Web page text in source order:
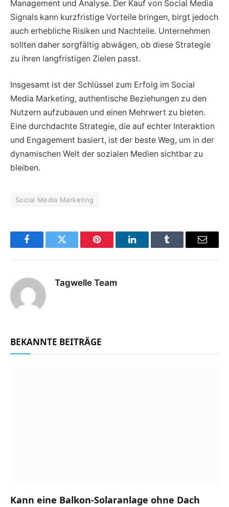
Management und Analyse. Der Kauf von Social Media
Signals kann kurzfristige Vorteile bringen, birgt jedoch
auch erhebliche Risiken und Nachteile. Unternehmen
sollten daher sorgfältig abwägen, ob diese Strategie
zu ihren langfristigen Zielen passt.
Insgesamt ist der Schlüssel zum Erfolg im Social
Media Marketing, authentische Beziehungen zu den
Nutzern aufzubauen und einen Mehrwert zu bieten.
Eine durchdachte Strategie, die auf echter Interaktion
und Engagement basiert, ist der beste Weg, um in der
dynamischen Welt der sozialen Medien sichtbar zu
bleiben.
Social Media Marketing
FacebookTwitter Pinterest LinkedInTumblr Email
Tagwelle Team
BEKANNTE BEITRÄGE
Kann eine Balkon-Solaranlage ohne Dach